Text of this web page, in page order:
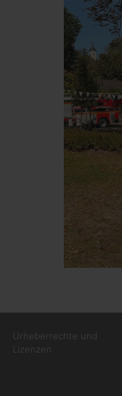
Urheberrechte und
Lizenzen